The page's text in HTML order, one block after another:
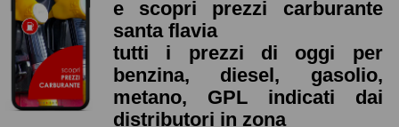
e scopri prezzi carburante
santa flavia
tutti i prezzi di oggi per
benzina, diesel, gasolio,
metano, GPL indicati dai
distributori in zona